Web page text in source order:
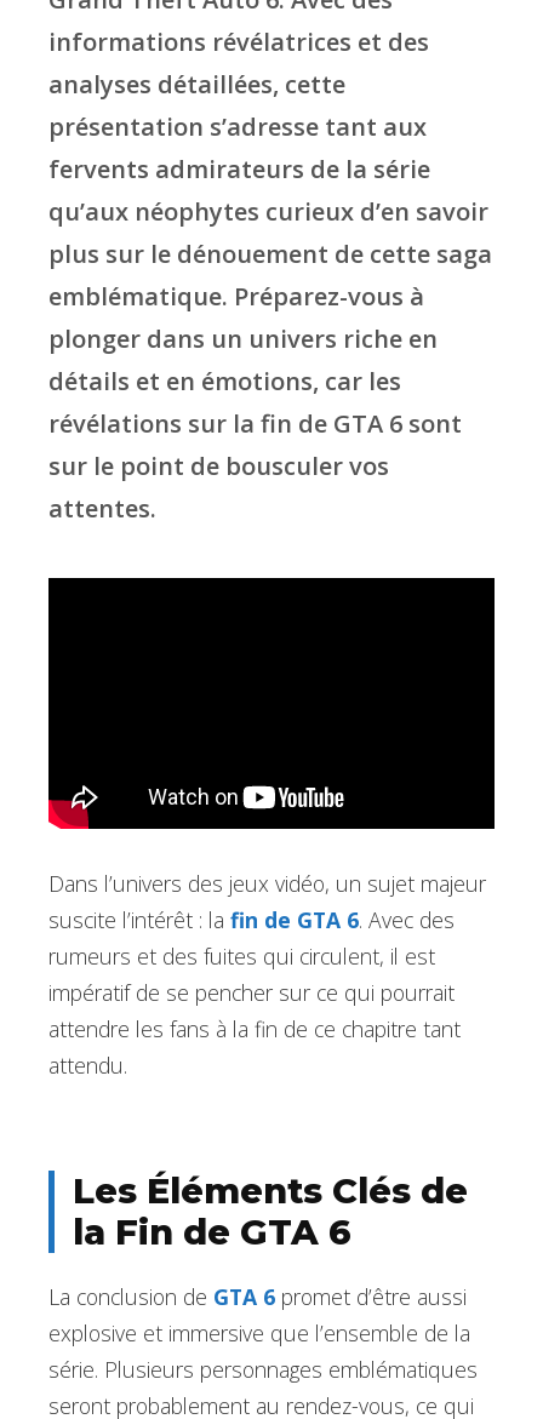
informations révélatrices et des
analyses détaillées, cette
présentation s’adresse tant aux
fervents admirateurs de la série
qu’aux néophytes curieux d’en savoir
plus sur le dénouement de cette saga
emblématique. Préparez-vous à
plonger dans un univers riche en
détails et en émotions, car les
révélations sur la fin de GTA 6 sont
sur le point de bousculer vos
attentes.
Dans l’univers des jeux vidéo, un sujet majeur
suscite l’intérêt : la fin de GTA 6. Avec des
rumeurs et des fuites qui circulent, il est
impératif de se pencher sur ce qui pourrait
attendre les fans à la fin de ce chapitre tant
attendu.
Les Éléments Clés de
la Fin de GTA 6
La conclusion de GTA 6 promet d’être aussi
explosive et immersive que l’ensemble de la
série. Plusieurs personnages emblématiques
seront probablement au rendez-vous, ce qui